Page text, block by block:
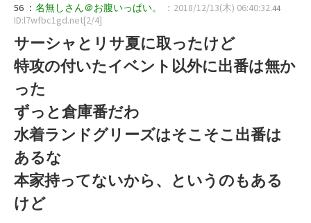
56 ： 名無しさん＠お腹いっぱい。 ：2018/12/13(木) 06:40:32.44
ID:l7wfbc1gd.net[2/4]
サーシャとリサ夏に取ったけど
特攻の付いたイベント以外に出番は無か
った
ずっと倉庫番だわ
水着ランドグリーズはそこそこ出番は
あるな
本家持ってないから、というのもある
けど